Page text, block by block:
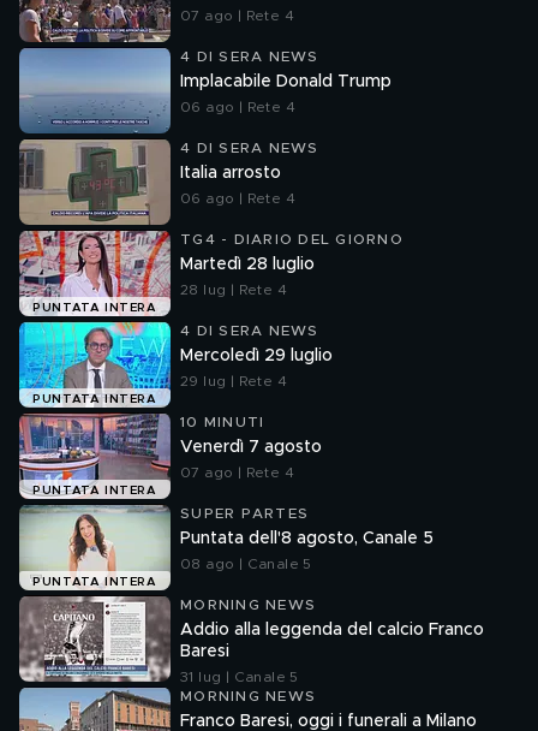
07 ago | Rete 4
4 DI SERA NEWS
Implacabile Donald Trump
06 ago | Rete 4
4 DI SERA NEWS
Italia arrosto
06 ago | Rete 4
PUNTATA INTERA
TG4 - DIARIO DEL GIORNO
Martedì 28 luglio
28 lug | Rete 4
PUNTATA INTERA
4 DI SERA NEWS
Mercoledì 29 luglio
29 lug | Rete 4
PUNTATA INTERA
10 MINUTI
Venerdì 7 agosto
07 ago | Rete 4
PUNTATA INTERA
SUPER PARTES
Puntata dell'8 agosto, Canale 5
08 ago | Canale 5
MORNING NEWS
Addio alla leggenda del calcio Franco
Baresi
31 lug | Canale 5
MORNING NEWS
Franco Baresi, oggi i funerali a Milano